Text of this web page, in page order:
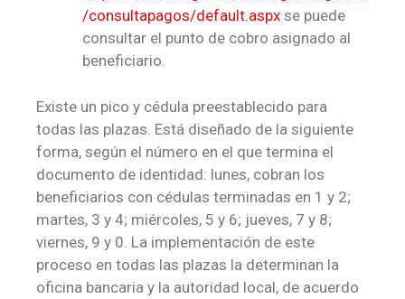
/consultapagos/default.aspx se puede
consultar el punto de cobro asignado al
beneficiario.
Existe un pico y cédula preestablecido para
todas las plazas. Está diseñado de la siguiente
forma, según el número en el que termina el
documento de identidad: lunes, cobran los
beneficiarios con cédulas terminadas en 1 y 2;
martes, 3 y 4; miércoles, 5 y 6; jueves, 7 y 8;
viernes, 9 y 0. La implementación de este
proceso en todas las plazas la determinan la
oficina bancaria y la autoridad local, de acuerdo